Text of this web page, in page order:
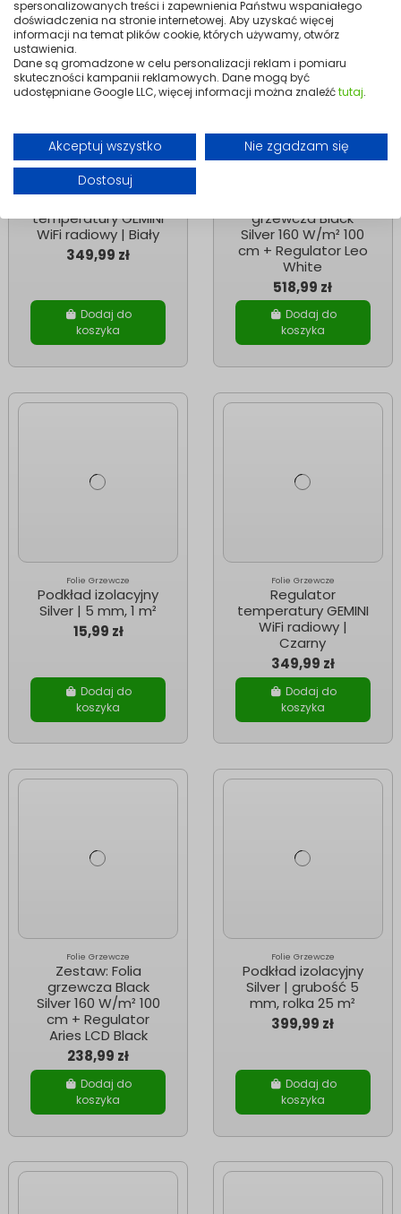
spersonalizowanych treści i zapewnienia Państwu wspaniałego
doświadczenia na stronie internetowej. Aby uzyskać więcej
informacji na temat plików cookie, których używamy, otwórz
ustawienia.
Dane są gromadzone w celu personalizacji reklam i pomiaru
skuteczności kampanii reklamowych. Dane mogą być
udostępniane Google LLC, więcej informacji można znaleźćtutaj.
Akceptuj wszystko
Nie zgadzam się
Dostosuj
Folie Grzewcze
temperatury GEMINI
WiFi radiowy | Biały
349,99 zł
Dodaj do
koszyka
grzewcza Black
Silver 160 W/m² 100
cm + Regulator Leo
White
518,99 zł
Dodaj do
koszyka
Folie Grzewcze
Podkład izolacyjny
Silver | 5 mm, 1 m²
15,99 zł
Dodaj do
koszyka
Folie Grzewcze
Regulator
temperatury GEMINI
WiFi radiowy |
Czarny
349,99 zł
Dodaj do
koszyka
Folie Grzewcze
Zestaw: Folia
grzewcza Black
Silver 160 W/m² 100
cm + Regulator
Aries LCD Black
238,99 zł
Dodaj do
koszyka
Folie Grzewcze
Podkład izolacyjny
Silver | grubość 5
mm, rolka 25 m²
399,99 zł
Dodaj do
koszyka